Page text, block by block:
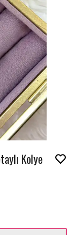
Kolye